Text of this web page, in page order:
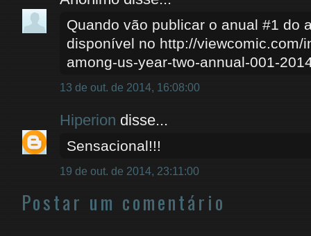
Quando vão publicar o anual #1 do
disponível no http://viewcomic.com/
among-us-year-two-annual-001-
13 de out. de 2014, 16:08:00
Hiperion disse...
Sensacional!!!
19 de out. de 2014, 23:11:00
Postar um comentário